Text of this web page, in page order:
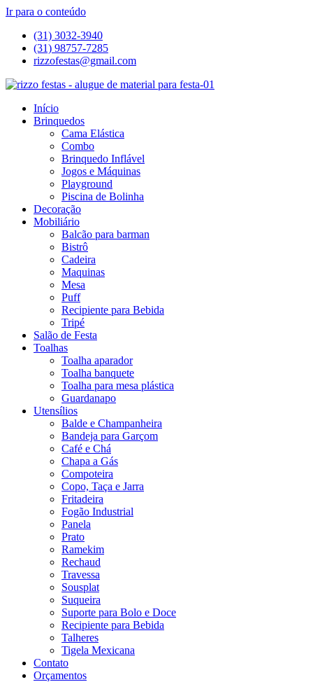
Ir para o conteúdo
(31) 3032-3940
(31) 98757-7285
rizzofestas@gmail.com
Início
Brinquedos
Cama Elástica
Combo
Brinquedo Inflável
Jogos e Máquinas
Playground
Piscina de Bolinha
Decoração
Mobiliário
Balcão para barman
Bistrô
Cadeira
Maquinas
Mesa
Puff
Recipiente para Bebida
Tripé
Salão de Festa
Toalhas
Toalha aparador
Toalha banquete
Toalha para mesa plástica
Guardanapo
Utensílios
Balde e Champanheira
Bandeja para Garçom
Café e Chá
Chapa a Gás
Compoteira
Copo, Taça e Jarra
Fritadeira
Fogão Industrial
Panela
Prato
Ramekim
Rechaud
Travessa
Sousplat
Suqueira
Suporte para Bolo e Doce
Recipiente para Bebida
Talheres
Tigela Mexicana
Contato
Orçamentos